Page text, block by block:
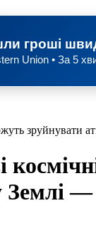
гроші
Union • За 5
зруйнувати
—